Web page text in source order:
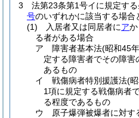
3
法第23条第1号イに規定する
号のいずれかに該当する場合
(1)
入居者又は同居者にアか
る者がある場合
ア
障害者基本法(昭和45
定する障害者でその障
あるもの
イ
戦傷病者特別援護法(
1項に規定する戦傷病者
る程度であるもの
ウ
原子爆弾被爆者に対